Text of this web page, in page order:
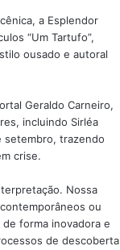
a Esplendor
“Um Tartufo”,
ousado e autoral
Geraldo Carneiro,
incluindo Sirléa
setembro, trazendo
crise.
Nossa
ou
forma inovadora e
de descoberta